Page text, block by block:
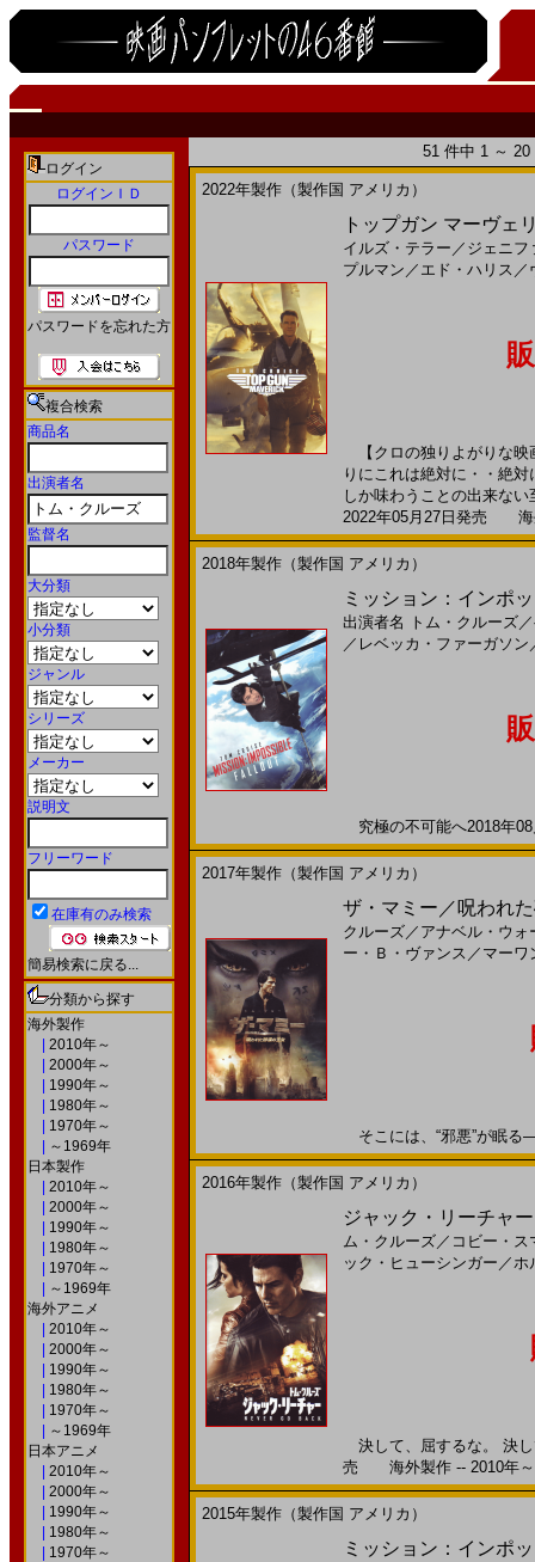
ログイン
ログインＩＤ
パスワード
パスワードを忘れた方
複合検索
商品名
出演者名
監督名
大分類
小分類
ジャンル
シリーズ
メーカー
説明文
フリーワード
在庫有のみ検索
簡易検索に戻る...
分類から探す
海外製作
2010年～
2000年～
1990年～
1980年～
1970年～
～1969年
日本製作
2010年～
2000年～
1990年～
1980年～
1970年～
～1969年
海外アニメ
2010年～
2000年～
1990年～
1980年～
1970年～
～1969年
日本アニメ
2010年～
2000年～
1990年～
1980年～
1970年～
51 件中 1 ～
2022年製作（製作国 アメリカ）
トップガン マーヴェ
イルズ・テラー ／ ジェニフ
プルマン ／ エド・ハリス ／
【クロの独りよがりな映
りにこれは絶対に・・絶
しか味わうことの出来な
2022年05月27日発売 海
2018年製作（製作国 アメリカ）
ミッション：インポ
出演者名 トム・クルーズ／
／ レベッカ・ファーガソン
究極の不可能へ2018年
2017年製作（製作国 アメリカ）
ザ・マミー／呪われ
クルーズ／ アナベル・ウォ
ー・Ｂ・ヴァンス ／ マーワ
そこには、“邪悪”が眠
2016年製作（製作国 アメリカ）
ジャック・リーチャ
ム・クルーズ／ コビー・ス
ック・ヒューシンガー ／ホ
決して、屈するな。 決
売 海外製作 -- 2010年～
2015年製作（製作国 アメリカ）
ミッション：インポ